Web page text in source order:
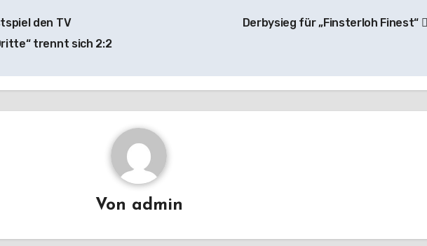
den TV
trennt sich 2:2
Derbysieg für „Finsterloh Finest“
Von admin